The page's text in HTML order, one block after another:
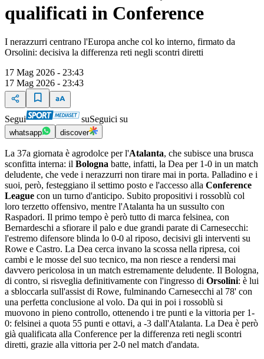
qualificati in Conference
I nerazzurri centrano l'Europa anche col ko interno, firmato da
Orsolini: decisiva la differenza reti negli scontri diretti
17 Mag 2026 - 23:43
17 Mag 2026 - 23:43
Segui suSeguici su
whatsapp discover
La 37a giornata è agrodolce per l'Atalanta, che subisce una brusca
sconfitta interna: il Bologna batte, infatti, la Dea per 1-0 in un match
deludente, che vede i nerazzurri non tirare mai in porta. Palladino e i
suoi, però, festeggiano il settimo posto e l'accesso alla Conference
League con un turno d'anticipo. Subito propositivi i rossoblù col
loro terzetto offensivo, mentre l'Atalanta ha un sussulto con
Raspadori. Il primo tempo è però tutto di marca felsinea, con
Bernardeschi a sfiorare il palo e due grandi parate di Carnesecchi:
l'estremo difensore blinda lo 0-0 al riposo, decisivi gli interventi su
Rowe e Castro. La Dea cerca invano la scossa nella ripresa, coi
cambi e le mosse del suo tecnico, ma non riesce a rendersi mai
davvero pericolosa in un match estremamente deludente. Il Bologna,
di contro, si risveglia definitivamente con l'ingresso di Orsolini: è lui
a sbloccarla sull'assist di Rowe, fulminando Carnesecchi al 78' con
una perfetta conclusione al volo. Da qui in poi i rossoblù si
muovono in pieno controllo, ottenendo i tre punti e la vittoria per 1-
0: felsinei a quota 55 punti e ottavi, a -3 dall'Atalanta. La Dea è però
già qualificata alla Conference per la differenza reti negli scontri
diretti, grazie alla vittoria per 2-0 nel match d'andata.